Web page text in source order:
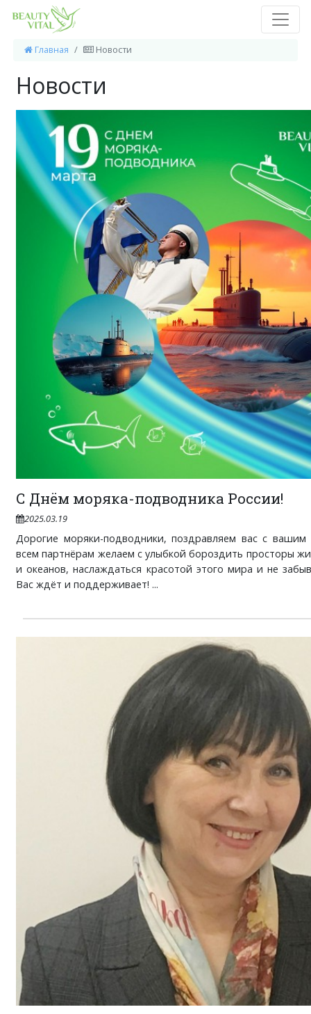
Главная Новости
Новости
С Днём моряка-подводника России!
2025.03.19
Дорогие моряки-подводники, поздравляем вас с вашим
всем партнёрам желаем с улыбкой бороздить просторы
и океанов, наслаждаться красотой этого мира и не
Вас ждёт и поддерживает! ...